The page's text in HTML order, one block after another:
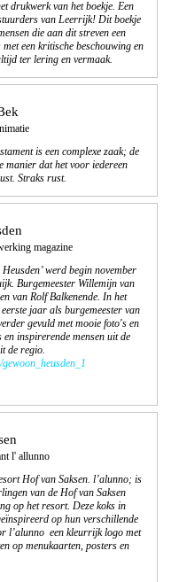
drukwerk van het boekje. Een
van Leerrijk! Dit boekje
die aan dit streven een
een kritische beschouwing en
ter lering en vermaak.
is een complexe zaak; de
manier dat het voor iedereen
Straks rust.
magazine
werd begin november
Burgemeester Willemijn van
van Rolf Balkenende. In het
jaar als burgemeester van
gevuld met mooie foto's en
inspirerende mensen uit de
de regio.
l' allunno
Hof van Saksen. l’alunno; is
van de Hof van Saksen
op het resort. Deze koks in
op hun verschillende
l’alunno een kleurrijk logo met
op menukaarten, posters en